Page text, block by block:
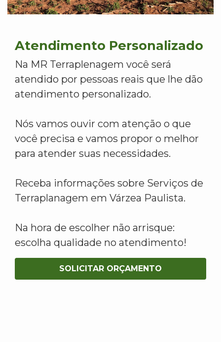
Atendimento Personalizado
Na MR Terraplenagem você será
atendido por pessoas reais que lhe dão
atendimento personalizado.
Nós vamos ouvir com atenção o que
você precisa e vamos propor o melhor
para atender suas necessidades.
Receba informações sobre Serviços de
Terraplanagem em Várzea Paulista.
Na hora de escolher não arrisque:
escolha qualidade no atendimento!
SOLICITAR ORÇAMENTO